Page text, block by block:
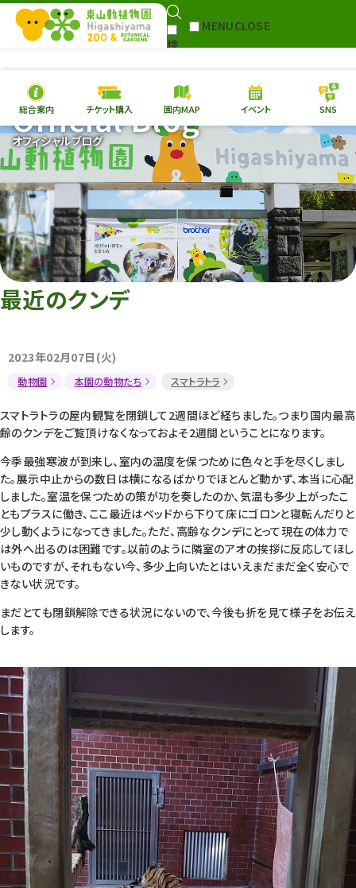
検
MENUCLOSE
本日の開園情報 チケ
園内MAP イベント
総合案内
動物園 植物園
再生プラン
東山動植物園
への支援
総合案内 チケット購入 園内MAP イベント SNS
オフィシャルブログ
Official Blog
最近のクンデ
2023年02月07日(火)
動物園 本園の動物たち スマトラトラ
スマトラトラの屋内観覧を閉鎖して2週間ほど経ちました。つまり国内最高
齢のクンデをご覧頂けなくなっておよそ2週間ということになります。
今季最強寒波が到来し、室内の温度を保つために色々と手を尽くしまし
た。展示中止からの数日は横になるばかりでほとんど動かず、本当に心配
しました。室温を保つための策が功を奏したのか、気温も多少上がったこ
ともプラスに働き、ここ最近はベッドから下りて床にゴロンと寝転んだりと
少し動くようになってきました。ただ、高齢なクンデにとって現在の体力で
は外へ出るのは困難です。以前のように隣室のアオの挨拶に反応してほし
いものですが、それもない今、多少上向いたとはいえまだまだ全く安心で
きない状況です。
まだとても閉鎖解除できる状況にないので、今後も折を見て様子をお伝え
します。